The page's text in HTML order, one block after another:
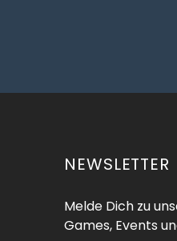
NEWSLETTER
Melde Dich zu
Games, Events